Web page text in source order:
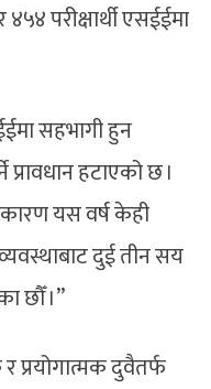
परीक्षार्थी एसईईमा
सहभागी हुन
प्रावधान हटाएको छ ।
यस वर्ष केही
दुई तीन सय
छौँ ।”
प्रयोगात्मक दुवैतर्फ